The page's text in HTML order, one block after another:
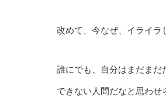
改めて、今なぜ、イライラ
誰にでも、自分はまだまだ
できない人間だなと思わせ